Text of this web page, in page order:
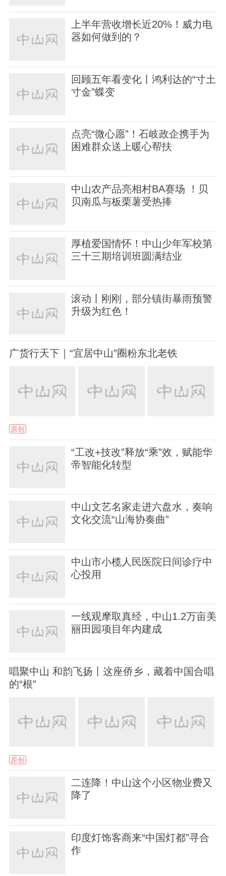
上半年营收增长近20%！威力电
器如何做到的？
回顾五年看变化丨鸿利达的“寸土
寸金”蝶变
点亮“微心愿”！石岐政企携手为
困难群众送上暖心帮扶
中山农产品亮相村BA赛场 ！贝
贝南瓜与板栗薯受热捧
厚植爱国情怀！中山少年军校第
三十三期培训班圆满结业
滚动丨刚刚，部分镇街暴雨预警
升级为红色！
广货行天下｜“宜居中山”圈粉东北老铁
原创
“工改+技改”释放“乘”效，赋能华
帝智能化转型
中山文艺名家走进六盘水，奏响
文化交流“山海协奏曲”
中山市小榄人民医院日间诊疗中
心投用
一线观摩取真经，中山1.2万亩美
丽田园项目年内建成
唱聚中山 和韵飞扬丨这座侨乡，藏着中国合唱
的“根”
原创
二连降！中山这个小区物业费又
降了
印度灯饰客商来“中国灯都”寻合
作